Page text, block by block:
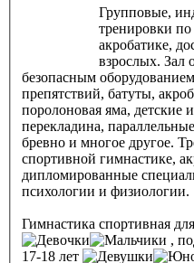
Групповые,
тренировки
акробатике,
взрослых. Зал
безопасным
препятствий, батуты,
поролоновая яма, детские
перекладина,
бревно и многое другое.
спортивной гимнастике,
дипломированные
психологии и физиологии.
Гимнастика спортивная
,
17-18 лет